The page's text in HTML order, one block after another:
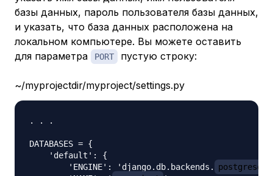
базы данных, пароль пользователя базы данных,
и указать, что база данных расположена на
локальном компьютере. Вы можете оставить
для параметра
PORT пустую строку:
~/myprojectdir/myproject/settings.py
. . .
DATABASES = {
    'default': {
        'ENGINE': 'django.db.backends.